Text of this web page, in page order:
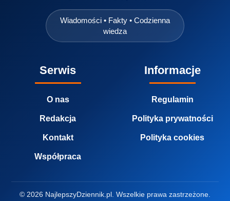
Wiadomości • Fakty • Codzienna
wiedza
Serwis
O nas
Redakcja
Kontakt
Współpraca
Informacje
Regulamin
Polityka prywatności
Polityka cookies
© 2026 NajlepszyDziennik.pl. Wszelkie prawa zastrzeżone.